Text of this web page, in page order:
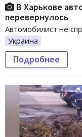
В Харькове
перевернулось
Автомобилист не
Украина
Подробнее